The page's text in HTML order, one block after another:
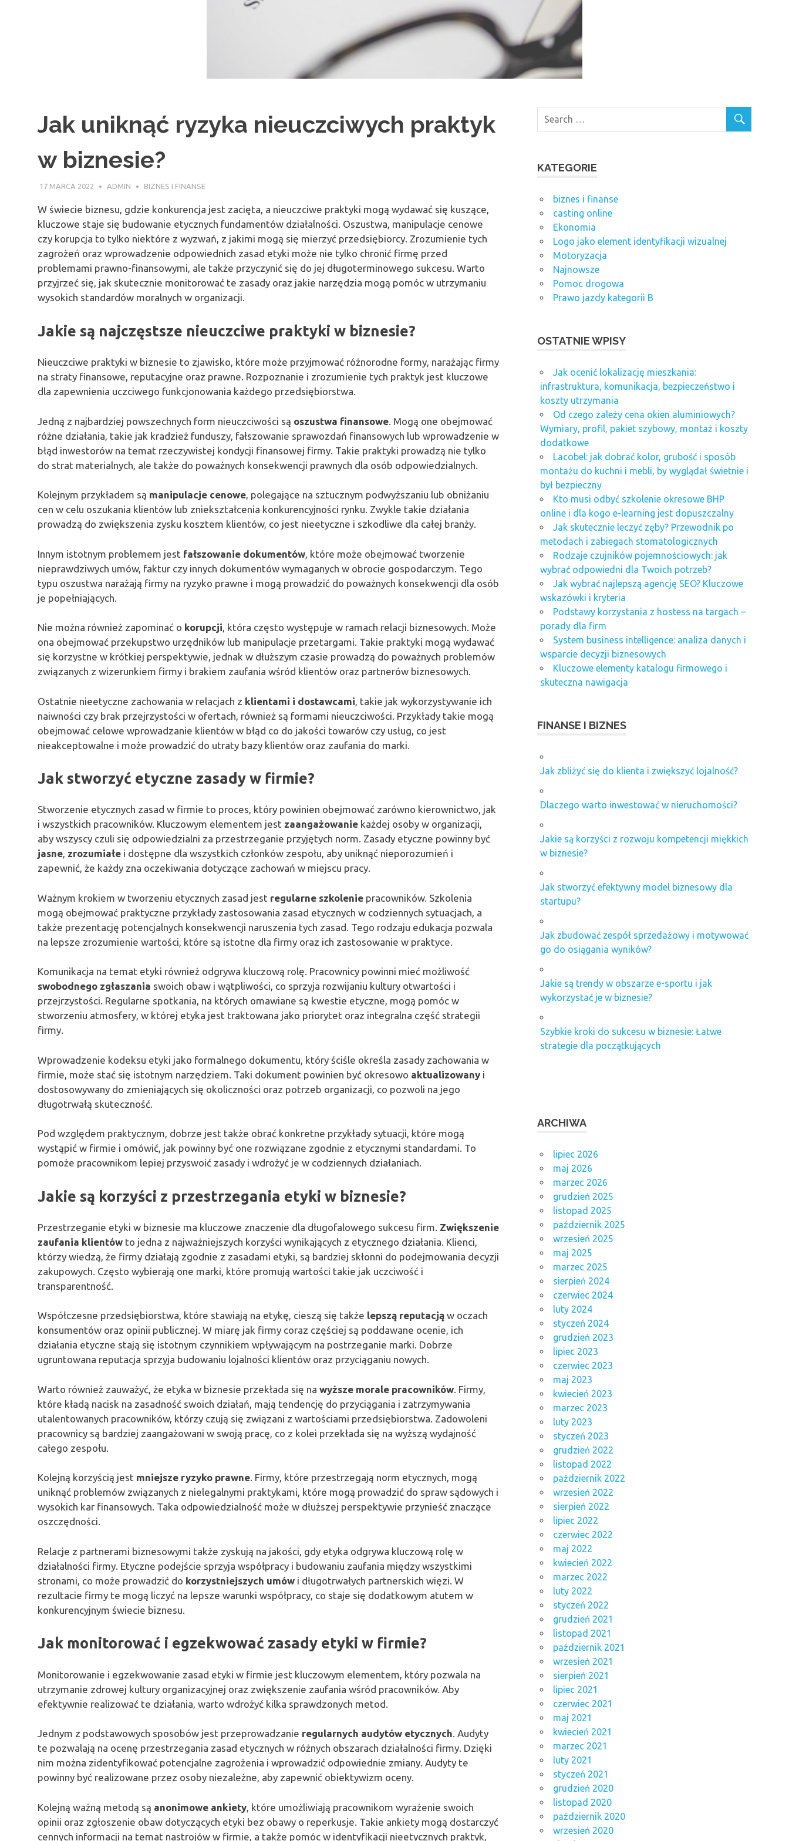
Jak uniknąć ryzyka nieuczciwych praktyk
w biznesie?
17 MARCA 2022 ADMIN BIZNES I FINANSE
W świecie biznesu, gdzie konkurencja jest zacięta, a nieuczciwe praktyki mogą wydawać się kuszące,
kluczowe staje się budowanie etycznych fundamentów działalności. Oszustwa, manipulacje cenowe
czy korupcja to tylko niektóre z wyzwań, z jakimi mogą się mierzyć przedsiębiorcy. Zrozumienie tych
zagrożeń oraz wprowadzenie odpowiednich zasad etyki może nie tylko chronić firmę przed
problemami prawno-finansowymi, ale także przyczynić się do jej długoterminowego sukcesu. Warto
przyjrzeć się, jak skutecznie monitorować te zasady oraz jakie narzędzia mogą pomóc w utrzymaniu
wysokich standardów moralnych w organizacji.
Jakie są najczęstsze nieuczciwe praktyki w biznesie?
Nieuczciwe praktyki w biznesie to zjawisko, które może przyjmować różnorodne formy, narażając firmy
na straty finansowe, reputacyjne oraz prawne. Rozpoznanie i zrozumienie tych praktyk jest kluczowe
dla zapewnienia uczciwego funkcjonowania każdego przedsiębiorstwa.
Jedną z najbardziej powszechnych form nieuczciwości są oszustwa finansowe . Mogą one obejmować
różne działania, takie jak kradzież funduszy, fałszowanie sprawozdań finansowych lub wprowadzenie w
błąd inwestorów na temat rzeczywistej kondycji finansowej firmy. Takie praktyki prowadzą nie tylko
do strat materialnych, ale także do poważnych konsekwencji prawnych dla osób odpowiedzialnych.
Kolejnym przykładem są manipulacje cenowe, polegające na sztucznym podwyższaniu lub obniżaniu
cen w celu oszukania klientów lub zniekształcenia konkurencyjności rynku. Zwykle takie działania
prowadzą do zwiększenia zysku kosztem klientów, co jest nieetyczne i szkodliwe dla całej branży.
Innym istotnym problemem jest fałszowanie dokumentów , które może obejmować tworzenie
nieprawdziwych umów, faktur czy innych dokumentów wymaganych w obrocie gospodarczym. Tego
typu oszustwa narażają firmy na ryzyko prawne i mogą prowadzić do poważnych konsekwencji dla osób
je popełniających.
Nie można również zapominać o korupcji, która często występuje w ramach relacji biznesowych. Może
ona obejmować przekupstwo urzędników lub manipulacje przetargami. Takie praktyki mogą wydawać
się korzystne w krótkiej perspektywie, jednak w dłuższym czasie prowadzą do poważnych problemów
związanych z wizerunkiem firmy i brakiem zaufania wśród klientów oraz partnerów biznesowych.
Ostatnie nieetyczne zachowania w relacjach z klientami i dostawcami , takie jak wykorzystywanie ich
naiwności czy brak przejrzystości w ofertach, również są formami nieuczciwości. Przykłady takie mogą
obejmować celowe wprowadzanie klientów w błąd co do jakości towarów czy usług, co jest
nieakceptowalne i może prowadzić do utraty bazy klientów oraz zaufania do marki.
Jak stworzyć etyczne zasady w firmie?
Stworzenie etycznych zasad w firmie to proces, który powinien obejmować zarówno kierownictwo, jak
i wszystkich pracowników. Kluczowym elementem jest zaangażowanie każdej osoby w organizacji,
aby wszyscy czuli się odpowiedzialni za przestrzeganie przyjętych norm. Zasady etyczne powinny być
jasne, zrozumiałe i dostępne dla wszystkich członków zespołu, aby uniknąć nieporozumień i
zapewnić, że każdy zna oczekiwania dotyczące zachowań w miejscu pracy.
Ważnym krokiem w tworzeniu etycznych zasad jest regularne szkolenie pracowników. Szkolenia
mogą obejmować praktyczne przykłady zastosowania zasad etycznych w codziennych sytuacjach, a
także prezentację potencjalnych konsekwencji naruszenia tych zasad. Tego rodzaju edukacja pozwala
na lepsze zrozumienie wartości, które są istotne dla firmy oraz ich zastosowanie w praktyce.
Komunikacja na temat etyki również odgrywa kluczową rolę. Pracownicy powinni mieć możliwość
swobodnego zgłaszania swoich obaw i wątpliwości, co sprzyja rozwijaniu kultury otwartości i
przejrzystości. Regularne spotkania, na których omawiane są kwestie etyczne, mogą pomóc w
stworzeniu atmosfery, w której etyka jest traktowana jako priorytet oraz integralna część strategii
firmy.
Wprowadzenie kodeksu etyki jako formalnego dokumentu, który ściśle określa zasady zachowania w
firmie, może stać się istotnym narzędziem. Taki dokument powinien być okresowo aktualizowany i
dostosowywany do zmieniających się okoliczności oraz potrzeb organizacji, co pozwoli na jego
długotrwałą skuteczność.
Pod względem praktycznym, dobrze jest także obrać konkretne przykłady sytuacji, które mogą
wystąpić w firmie i omówić, jak powinny być one rozwiązane zgodnie z etycznymi standardami. To
pomoże pracownikom lepiej przyswoić zasady i wdrożyć je w codziennych działaniach.
Jakie są korzyści z przestrzegania etyki w biznesie?
Przestrzeganie etyki w biznesie ma kluczowe znaczenie dla długofalowego sukcesu firm. Zwiększenie
zaufania klientów to jedna z najważniejszych korzyści wynikających z etycznego działania. Klienci,
którzy wiedzą, że firmy działają zgodnie z zasadami etyki, są bardziej skłonni do podejmowania decyzji
zakupowych. Często wybierają one marki, które promują wartości takie jak uczciwość i
transparentność.
Współczesne przedsiębiorstwa, które stawiają na etykę, cieszą się także lepszą reputacją w oczach
konsumentów oraz opinii publicznej. W miarę jak firmy coraz częściej są poddawane ocenie, ich
działania etyczne stają się istotnym czynnikiem wpływającym na postrzeganie marki. Dobrze
ugruntowana reputacja sprzyja budowaniu lojalności klientów oraz przyciąganiu nowych.
Warto również zauważyć, że etyka w biznesie przekłada się na wyższe morale pracowników. Firmy,
które kładą nacisk na zasadność swoich działań, mają tendencję do przyciągania i zatrzymywania
utalentowanych pracowników, którzy czują się związani z wartościami przedsiębiorstwa. Zadowoleni
pracownicy są bardziej zaangażowani w swoją pracę, co z kolei przekłada się na wyższą wydajność
całego zespołu.
Kolejną korzyścią jest mniejsze ryzyko prawne. Firmy, które przestrzegają norm etycznych, mogą
uniknąć problemów związanych z nielegalnymi praktykami, które mogą prowadzić do spraw sądowych i
wysokich kar finansowych. Taka odpowiedzialność może w dłuższej perspektywie przynieść znaczące
oszczędności.
Relacje z partnerami biznesowymi także zyskują na jakości, gdy etyka odgrywa kluczową rolę w
działalności firmy. Etyczne podejście sprzyja współpracy i budowaniu zaufania między wszystkimi
stronami, co może prowadzić do korzystniejszych umów i długotrwałych partnerskich więzi. W
rezultacie firmy te mogą liczyć na lepsze warunki współpracy, co staje się dodatkowym atutem w
konkurencyjnym świecie biznesu.
Jak monitorować i egzekwować zasady etyki w firmie?
Monitorowanie i egzekwowanie zasad etyki w firmie jest kluczowym elementem, który pozwala na
utrzymanie zdrowej kultury organizacyjnej oraz zwiększenie zaufania wśród pracowników. Aby
efektywnie realizować te działania, warto wdrożyć kilka sprawdzonych metod.
Jednym z podstawowych sposobów jest przeprowadzanie regularnych audytów etycznych. Audyty
te pozwalają na ocenę przestrzegania zasad etycznych w różnych obszarach działalności firmy. Dzięki
nim można zidentyfikować potencjalne zagrożenia i wprowadzić odpowiednie zmiany. Audyty te
powinny być realizowane przez osoby niezależne, aby zapewnić obiektywizm oceny.
Kolejną ważną metodą są anonimowe ankiety , które umożliwiają pracownikom wyrażenie swoich
opinii oraz zgłoszenie obaw dotyczących etyki bez obawy o reperkusje. Takie ankiety mogą dostarczyć
cennych informacji na temat nastrojów w firmie, a także pomóc w identyfikacji nieetycznych praktyk,
KATEGORIE
biznes i finanse
casting online
Ekonomia
Logo jako element identyfikacji wizualnej
Motoryzacja
Najnowsze
Pomoc drogowa
Prawo jazdy kategorii B
OSTATNIE WPISY
Jak ocenić lokalizację mieszkania:
infrastruktura, komunikacja, bezpieczeństwo i
koszty utrzymania
Od czego zależy cena okien aluminiowych?
Wymiary, profil, pakiet szybowy, montaż i koszty
dodatkowe
Lacobel: jak dobrać kolor, grubość i sposób
montażu do kuchni i mebli, by wyglądał świetnie i
był bezpieczny
Kto musi odbyć szkolenie okresowe BHP
online i dla kogo e-learning jest dopuszczalny
Jak skutecznie leczyć zęby? Przewodnik po
metodach i zabiegach stomatologicznych
Rodzaje czujników pojemnościowych: jak
wybrać odpowiedni dla Twoich potrzeb?
Jak wybrać najlepszą agencję SEO? Kluczowe
wskazówki i kryteria
Podstawy korzystania z hostess na targach –
porady dla firm
System business intelligence: analiza danych i
wsparcie decyzji biznesowych
Kluczowe elementy katalogu firmowego i
skuteczna nawigacja
FINANSE I BIZNES
Jak zbliżyć się do klienta i zwiększyć lojalność?
Dlaczego warto inwestować w nieruchomości?
Jakie są korzyści z rozwoju kompetencji miękkich
w biznesie?
Jak stworzyć efektywny model biznesowy dla
startupu?
Jak zbudować zespół sprzedażowy i motywować
go do osiągania wyników?
Jakie są trendy w obszarze e-sportu i jak
wykorzystać je w biznesie?
Szybkie kroki do sukcesu w biznesie: Łatwe
strategie dla początkujących
ARCHIWA
lipiec 2026
maj 2026
marzec 2026
grudzień 2025
listopad 2025
październik 2025
wrzesień 2025
maj 2025
marzec 2025
sierpień 2024
czerwiec 2024
luty 2024
styczeń 2024
grudzień 2023
lipiec 2023
czerwiec 2023
maj 2023
kwiecień 2023
marzec 2023
luty 2023
styczeń 2023
grudzień 2022
listopad 2022
październik 2022
wrzesień 2022
sierpień 2022
lipiec 2022
czerwiec 2022
maj 2022
kwiecień 2022
marzec 2022
luty 2022
styczeń 2022
grudzień 2021
listopad 2021
październik 2021
wrzesień 2021
sierpień 2021
lipiec 2021
czerwiec 2021
maj 2021
kwiecień 2021
marzec 2021
luty 2021
styczeń 2021
grudzień 2020
listopad 2020
październik 2020
wrzesień 2020